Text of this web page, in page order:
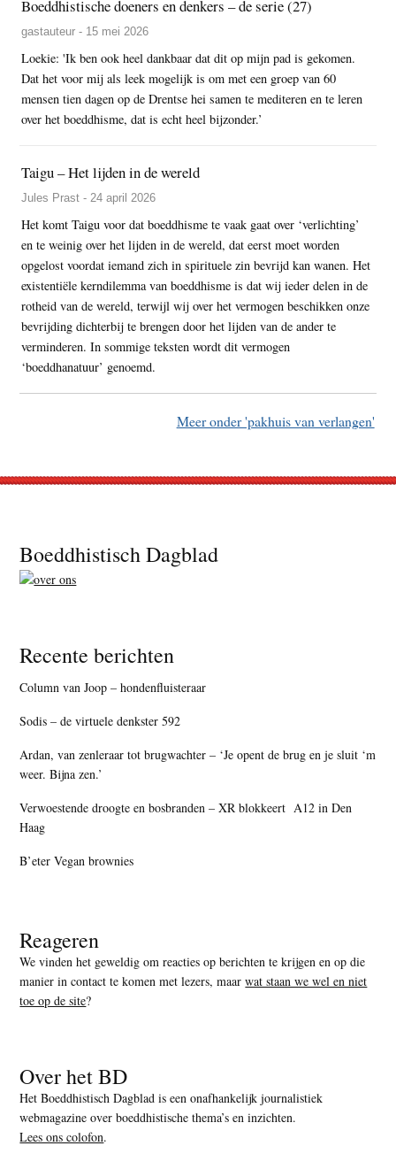
Boeddhistische doeners en denkers – de serie (27)
gastauteur - 15 mei 2026
Loekie: 'Ik ben ook heel dankbaar dat dit op mijn pad is gekomen.
Dat het voor mij als leek mogelijk is om met een groep van 60
mensen tien dagen op de Drentse hei samen te mediteren en te leren
over het boeddhisme, dat is echt heel bijzonder.’
Taigu – Het lijden in de wereld
Jules Prast - 24 april 2026
Het komt Taigu voor dat boeddhisme te vaak gaat over ‘verlichting’
en te weinig over het lijden in de wereld, dat eerst moet worden
opgelost voordat iemand zich in spirituele zin bevrijd kan wanen. Het
existentiële kerndilemma van boeddhisme is dat wij ieder delen in de
rotheid van de wereld, terwijl wij over het vermogen beschikken onze
bevrijding dichterbij te brengen door het lijden van de ander te
verminderen. In sommige teksten wordt dit vermogen
‘boeddhanatuur’ genoemd.
Meer onder 'pakhuis van verlangen'
Footer
Boeddhistisch Dagblad
Recente berichten
Column van Joop – hondenfluisteraar
Sodis – de virtuele denkster 592
Ardan, van zenleraar tot brugwachter – ‘Je opent de brug en je sluit ‘m
weer. Bijna zen.’
Verwoestende droogte en bosbranden – XR blokkeert A12 in Den
Haag
B’eter Vegan brownies
Reageren
We vinden het geweldig om reacties op berichten te krijgen en op die
manier in contact te komen met lezers, maarwat staan we wel en niet
toe op de site?
Over het BD
Het Boeddhistisch Dagblad is een onafhankelijk journalistiek
webmagazine over boeddhistische thema’s en inzichten.
Lees ons colofon.